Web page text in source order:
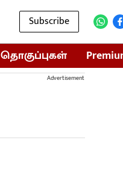
Subscribe
தொகுப்புகள்
Advertisement